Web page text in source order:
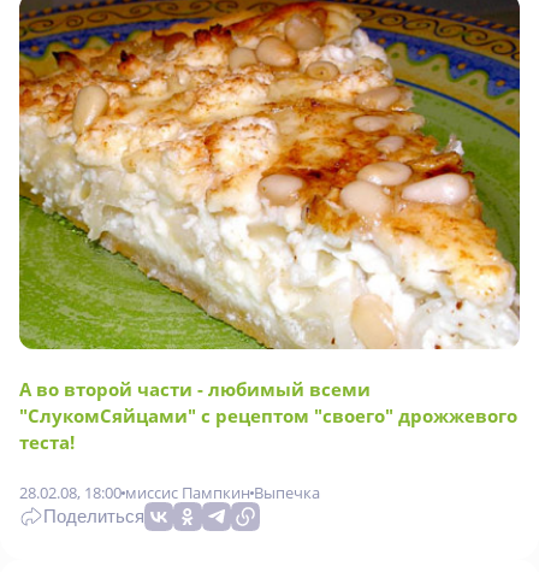
А во второй части - любимый всеми
"СлукомСяйцами" с рецептом "своего" дрожжевого
теста!
28.02.08, 18:00 миссис Пампкин Выпечка
Поделиться